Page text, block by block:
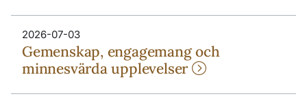
2026-07-03
Gemenskap, engagemang och
minnesvärda upplevelser